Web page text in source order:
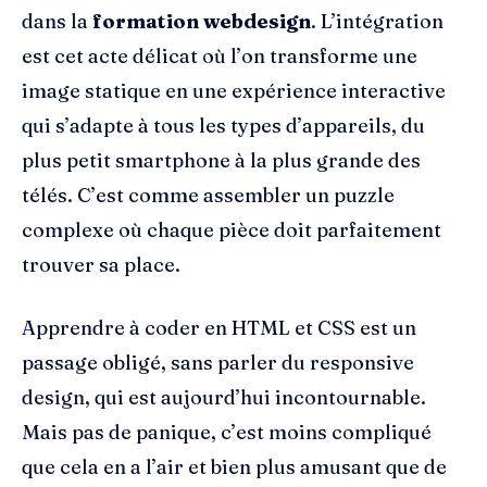
dans la formation webdesign. L’intégration
est cet acte délicat où l’on transforme une
image statique en une expérience interactive
qui s’adapte à tous les types d’appareils, du
plus petit smartphone à la plus grande des
télés. C’est comme assembler un puzzle
complexe où chaque pièce doit parfaitement
trouver sa place.
Apprendre à coder en HTML et CSS est un
passage obligé, sans parler du responsive
design, qui est aujourd’hui incontournable.
Mais pas de panique, c’est moins compliqué
que cela en a l’air et bien plus amusant que de